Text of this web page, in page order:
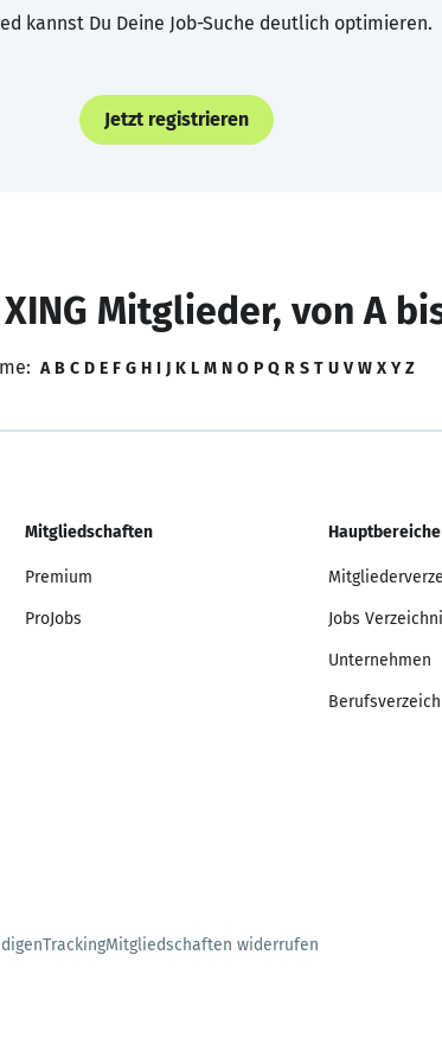
kannst Du Deine Job-Suche deutlich optimieren.
Jetzt registrieren
Mitglieder, von A
A B C D E F G H I J K L M N O P Q R S T U V W X Y Z
Mitgliedschaften
Premium
ProJobs
Hauptbereiche
Jobs
Unternehmen
TrackingMitgliedschaften widerrufen